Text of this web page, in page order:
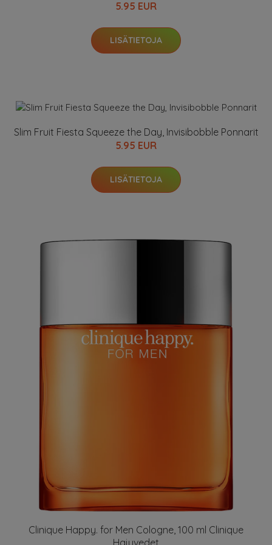
5.95 EUR
LISÄTIETOJA
Slim Fruit Fiesta Squeeze the Day, Invisibobble Ponnarit
5.95 EUR
LISÄTIETOJA
Clinique Happy. for Men Cologne, 100 ml Clinique
Hajuvedet